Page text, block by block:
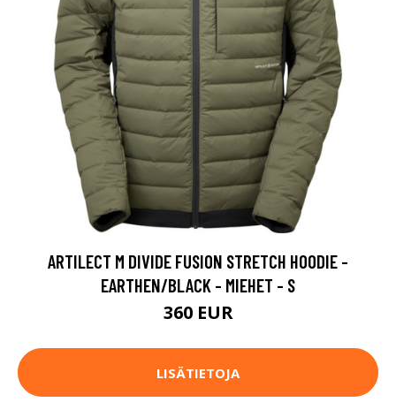
ARTILECT M DIVIDE FUSION STRETCH HOODIE -
EARTHEN/BLACK - MIEHET - S
360 EUR
LISÄTIETOJA